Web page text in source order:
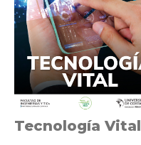
Tecnología Vital